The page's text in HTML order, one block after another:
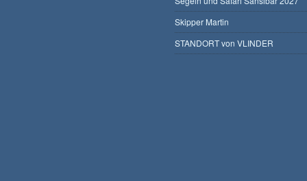
Skipper Martin
STANDORT von VLINDER